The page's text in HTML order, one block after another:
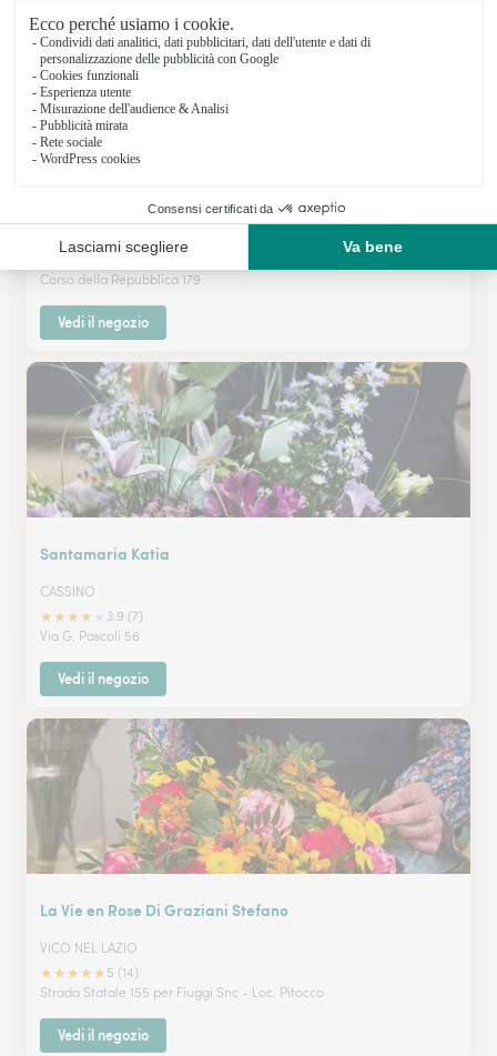
Natale-Societa’ A Responsabilita’ Limitata Semplif
CASSINO
Corso della Repubblica 179
Vedi il negozio
Santamaria Katia
CASSINO
★★★★
3.9 (7)
Via G. Pascoli 56
Vedi il negozio
La Vie en Rose Di Graziani Stefano
VICO NEL LAZIO
★★★★★ 5 (14)
Strada Statale 155 per Fiuggi Snc - Loc. Pitocco
Vedi il negozio